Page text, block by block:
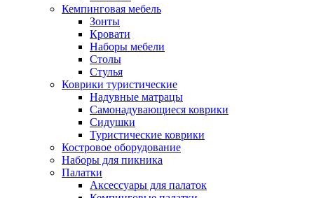
Кемпинговая мебель
Зонты
Кровати
Наборы мебели
Столы
Стулья
Коврики туристические
Надувные матрацы
Самонадувающиеся коврики
Сидушки
Туристические коврики
Костровое оборудование
Наборы для пикника
Палатки
Аксессуары для палаток